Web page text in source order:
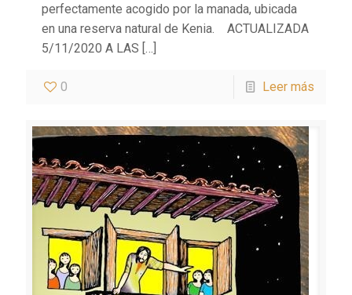
perfectamente acogido por la manada, ubicada
en una reserva natural de Kenia. ACTUALIZADA
5/11/2020 A LAS […]
0 Leer más